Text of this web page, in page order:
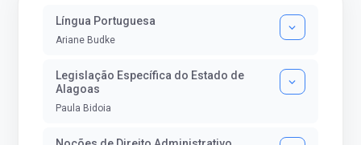
Língua Portuguesa
Ariane Budke
Legislação Específica do Estado de
Alagoas
Paula Bidoia